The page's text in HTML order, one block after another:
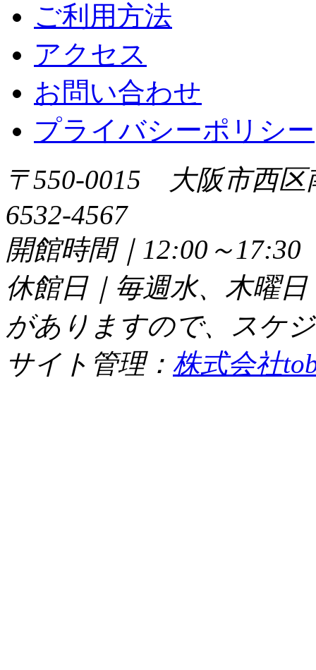
ご利用方法
アクセス
お問い合わせ
プライバシーポリシー
〒550-0015 大阪市西
6532-4567
開館時間｜12:00～
休館日｜毎週水、木曜
がありますので、スケ
サイト管理： 株式会社